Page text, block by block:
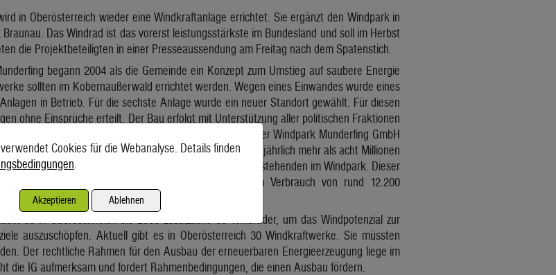
in Oberösterreich wieder eine Windkraftanlage errichtet. Sie ergänzt den Windpark in
Das Windrad ist das vorerst leistungsstärkste im Bundesland und soll im Herbst
die Projektbeteiligten in einer Presseaussendung am Freitag nach dem Spatenstich.
begann 2004 als die Gemeinde ein Konzept zum Umstieg auf saubere Energie
sollten im Kobernaußerwald errichtet werden. Wegen eines Einwandes wurde eines
in Betrieb. Für die sechste Anlage wurde ein neuer Standort gewählt. Für diesen
ohne Einsprüche erteilt. Der Bau erfolgt mit Unterstützung aller politischen Fraktionen
in der Gemeinde, der Bevölkerung und den Partnern in der Windpark Munderfing GmbH
Energie AG und 10,1 Prozent Energiewerkstatt). Sie soll jährlich mehr als acht Millionen
Damit liefert sie um etwa ein Viertel mehr als jede der bestehenden im Windpark. Dieser
Kilowattstunden pro Jahr – das entspricht dem Verbrauch von rund 12.200
Braunau.
es in Oberösterreich bis 2030 zusätzliche 90 Windräder, um das Windpotenzial zur
auszuschöpfen. Aktuell gibt es in Oberösterreich 30 Windkraftwerke. Sie müssten
Der rechtliche Rahmen für den Ausbau der erneuerbaren Energieerzeugung liege im
die IG aufmerksam und fordert Rahmenbedingungen, die einen Ausbau fördern.
Cookies für die Webanalyse. Details finden
.
Akzeptieren Ablehnen